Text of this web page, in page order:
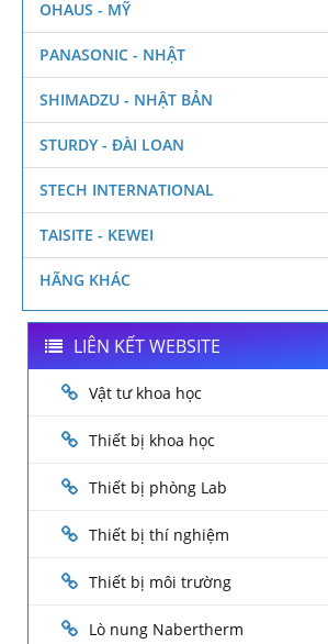
OHAUS - MỸ
PANASONIC - NHẬT
SHIMADZU - NHẬT BẢN
STURDY - ĐÀI LOAN
STECH INTERNATIONAL
TAISITE - KEWEI
HÃNG KHÁC
LIÊN KẾT WEBSITE
Vật tư khoa học
Thiết bị khoa học
Thiết bị phòng Lab
Thiết bị thí nghiệm
Thiết bị môi trường
Lò nung Nabertherm